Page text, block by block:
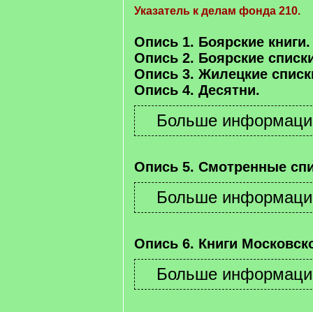
Указатель к делам фонда 210.
Опись 1. Боярские книги.
Опись 2. Боярские
Опись 3. Жилецкие
Опись 4. Десятни.
Опись 5. Смотренные
Опись 6. Книги